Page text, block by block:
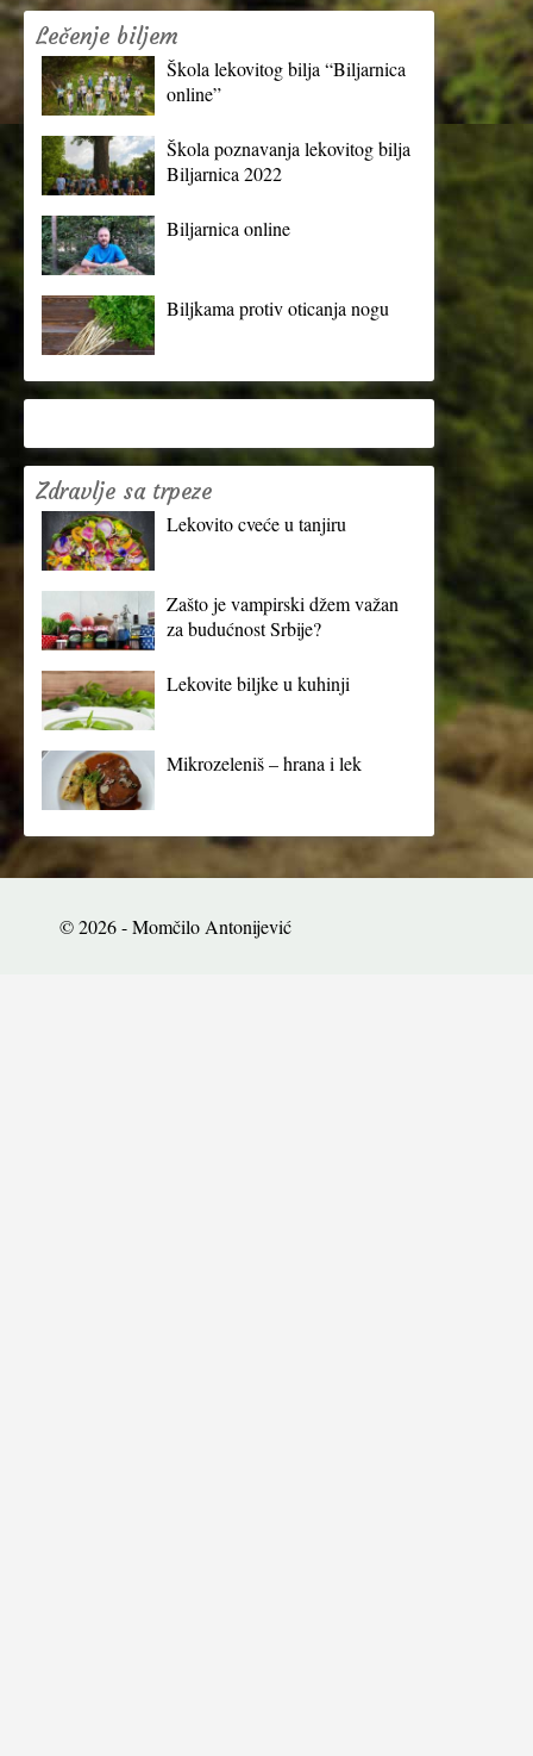
Lečenje biljem
Škola lekovitog bilja “Biljarnica
online”
Škola poznavanja lekovitog bilja
Biljarnica 2022
Biljarnica online
Biljkama protiv oticanja nogu
Zdravlje sa trpeze
Lekovito cveće u tanjiru
Zašto je vampirski džem važan
za budućnost Srbije?
Lekovite biljke u kuhinji
Mikrozeleniš – hrana i lek
© 2026 - Momčilo Antonijević